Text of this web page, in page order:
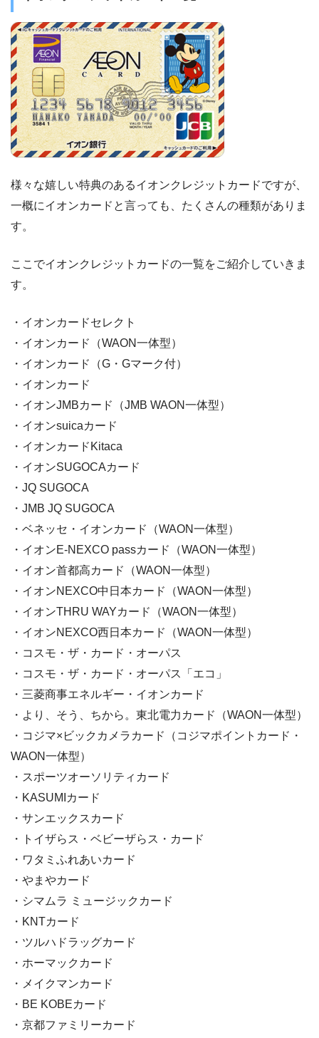
様々な嬉しい特典のあるイオンクレジットカードですが、
一概にイオンカードと言っても、たくさんの種類がありま
す。
ここでイオンクレジットカードの一覧をご紹介していきま
す。
・イオンカードセレクト
・イオンカード（WAON一体型）
・イオンカード（G・Gマーク付）
・イオンカード
・イオンJMBカード（JMB WAON一体型）
・イオンsuicaカード
・イオンカードKitaca
・イオンSUGOCAカード
・JQ SUGOCA
・JMB JQ SUGOCA
・ベネッセ・イオンカード（WAON一体型）
・イオンE-NEXCO passカード（WAON一体型）
・イオン首都高カード（WAON一体型）
・イオンNEXCO中日本カード（WAON一体型）
・イオンTHRU WAYカード（WAON一体型）
・イオンNEXCO西日本カード（WAON一体型）
・コスモ・ザ・カード・オーパス
・コスモ・ザ・カード・オーパス「エコ」
・三菱商事エネルギー・イオンカード
・より、そう、ちから。東北電力カード（WAON一体型）
・コジマ×ビックカメラカード（コジマポイントカード・
WAON一体型）
・スポーツオーソリティカード
・KASUMIカード
・サンエックスカード
・トイザらス・ベビーザらス・カード
・ワタミふれあいカード
・やまやカード
・シマムラ ミュージックカード
・KNTカード
・ツルハドラッグカード
・ホーマックカード
・メイクマンカード
・BE KOBEカード
・京都ファミリーカード